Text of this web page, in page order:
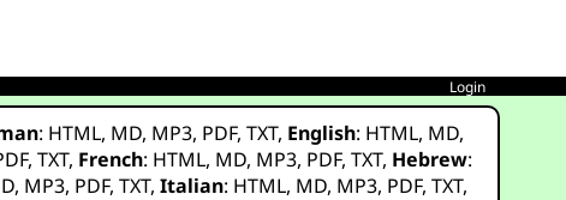
Login
: HTML, MD, MP3, PDF,TXT, English: HTML, MD,
,TXT, French: HTML, MD, MP3, PDF,TXT, Hebrew:
, MP3, PDF,TXT,Italian: HTML, MD, MP3, PDF,TXT,